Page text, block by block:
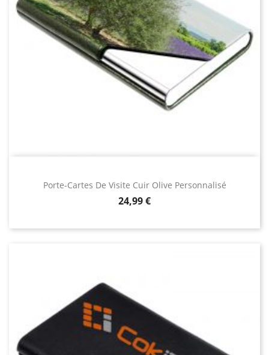
Porte-Cartes De Visite Cuir Olive Personnalisé
Prix
24,99 €